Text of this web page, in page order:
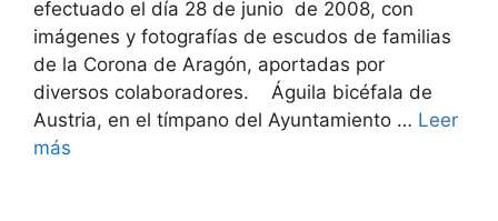
efectuado el día 28 de junio de 2008, con
imágenes y fotografías de escudos de familias
de la Corona de Aragón, aportadas por
diversos colaboradores. Águila bicéfala de
Austria, en el tímpano del Ayuntamiento … Leer
más